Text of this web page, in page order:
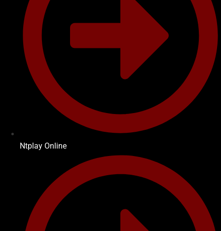
Ntplay Online